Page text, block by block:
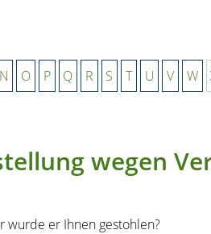
N O P Q R S T U V W
wegen
wurde er Ihnen gestohlen?